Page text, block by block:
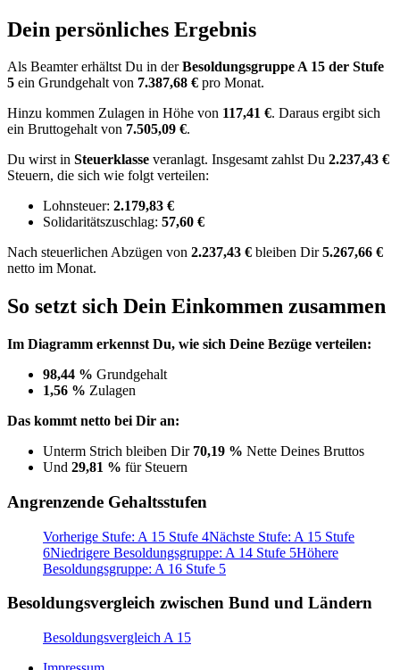
Dein persönliches Ergebnis
Als Beamter erhältst Du in derBesoldungsgruppeA 15 der Stufe
5 ein Grundgehalt von 7.387,68 € pro Monat.
Hinzu kommen Zulagen in Höhe von 117,41 €. Daraus ergibt sich
ein Bruttogehalt von 7.505,09 €.
Du wirst in Steuerklasse veranlagt. Insgesamt zahlst Du 2.237,43 €
Steuern, die sich wie folgt verteilen:
Lohnsteuer: 2.179,83 €
Solidaritätszuschlag: 57,60 €
Nach steuerlichen Abzügen von 2.237,43 € bleiben Dir5.267,66 €
netto im Monat.
So setzt sich Dein Einkommen zusammen
Im Diagramm erkennst Du, wie sich Deine Bezüge verteilen:
98,44 % Grundgehalt
1,56 % Zulagen
Das kommt netto bei Dir an:
Unterm Strich bleiben Dir 70,19 % Nette Deines Bruttos
Und 29,81 % für Steuern
Angrenzende Gehaltsstufen
Vorherige Stufe: A 15 Stufe 4Nächste Stufe: A 15 Stufe
6Niedrigere Besoldungsgruppe: A 14 Stufe 5Höhere
Besoldungsgruppe: A 16 Stufe 5
Besoldungsvergleich zwischen Bund und Ländern
Besoldungsvergleich A 15